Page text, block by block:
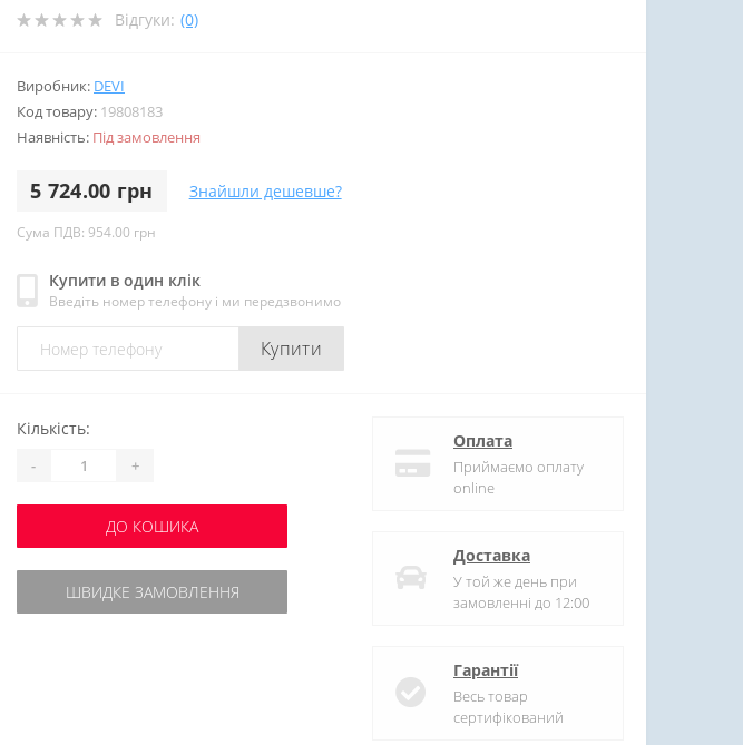
Відгуки: (0)
Виробник: DEVI
Код товару: 19808183
Наявність: Під замовлення
5 724.00 грн Знайшли дешевше?
Сума ПДВ: 954.00 грн
Купити в один клік
Введіть номер телефону і ми передзвонимо
Купити
Кількість:
- +
ДО КОШИКА
ШВИДКЕ ЗАМОВЛЕННЯ
Оплата
Приймаємо оплату
online
Доставка
У той же день при
замовленні до 12:00
Гарантії
Весь товар
сертифікований